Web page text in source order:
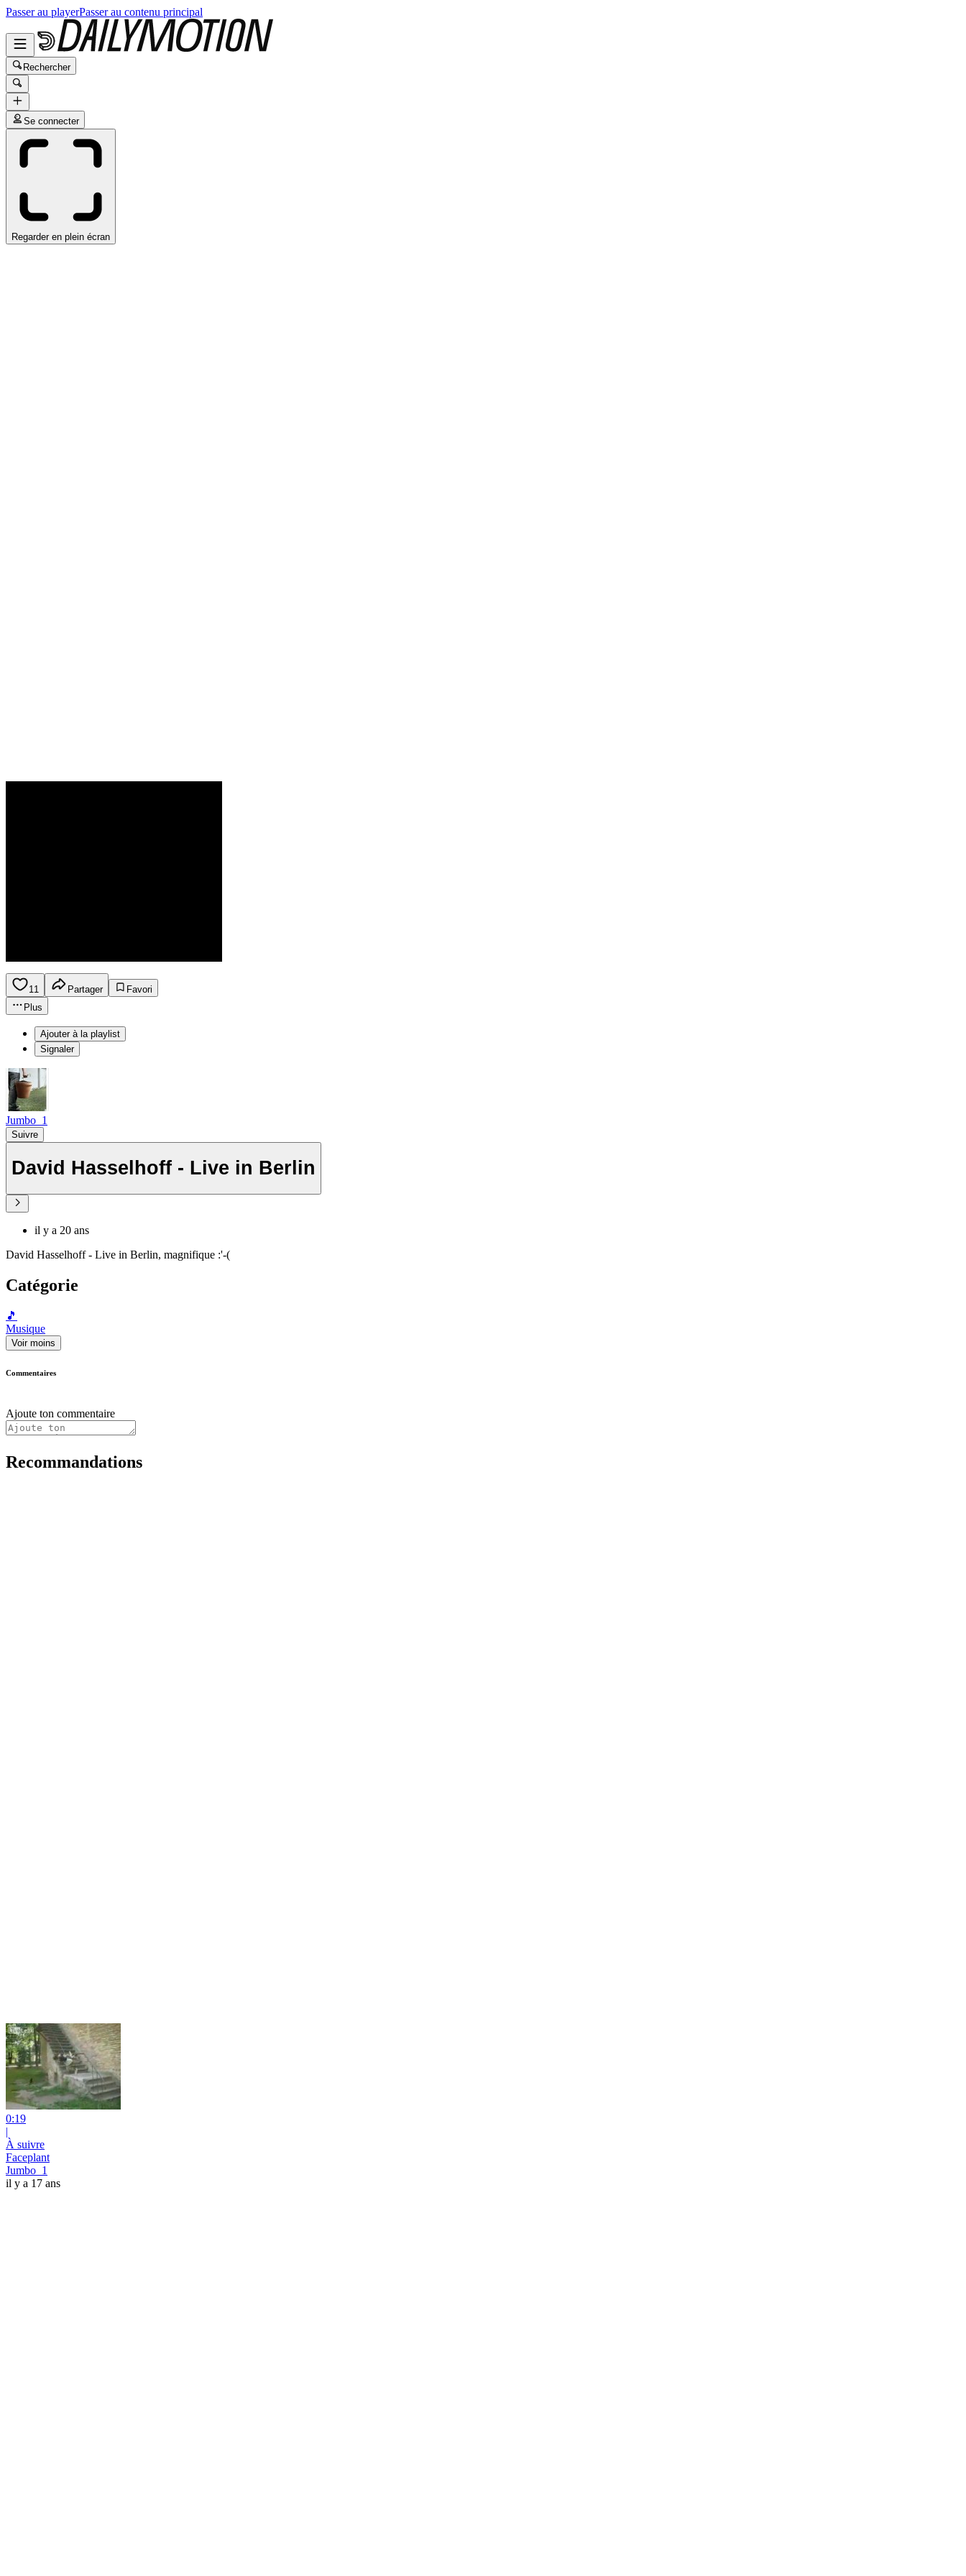
Passer au playerPasser au contenu principal
Rechercher
Se connecter
Regarder en plein écran
11 Partager
Favori
Plus
Ajouter à la playlist
Signaler
Jumbo_1
Suivre
David Hasselhoff - Live in Berlin
il y a 20 ans
David Hasselhoff - Live in Berlin, magnifique :'-(
Catégorie
🎵
Musique
Voir moins
Commentaires
Ajoute ton commentaire
Recommandations
0:19
|
À suivre
Faceplant
Jumbo_1
il y a 17 ans